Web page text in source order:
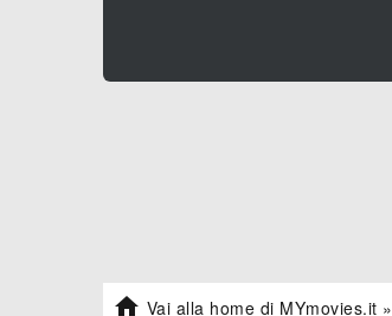
 Vai alla home di MYmovies.it »